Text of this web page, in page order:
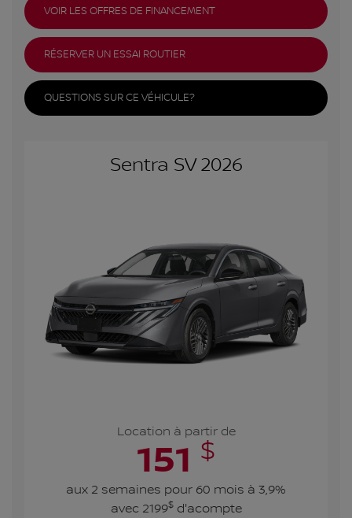
VOIR LES OFFRES DE FINANCEMENT
RÉSERVER UN ESSAI ROUTIER
QUESTIONS SUR CE VÉHICULE?
Sentra SV 2026
Location à partir de
151 $
aux 2 semaines pour 60 mois à 3,9%
avec 2199$d'acompte